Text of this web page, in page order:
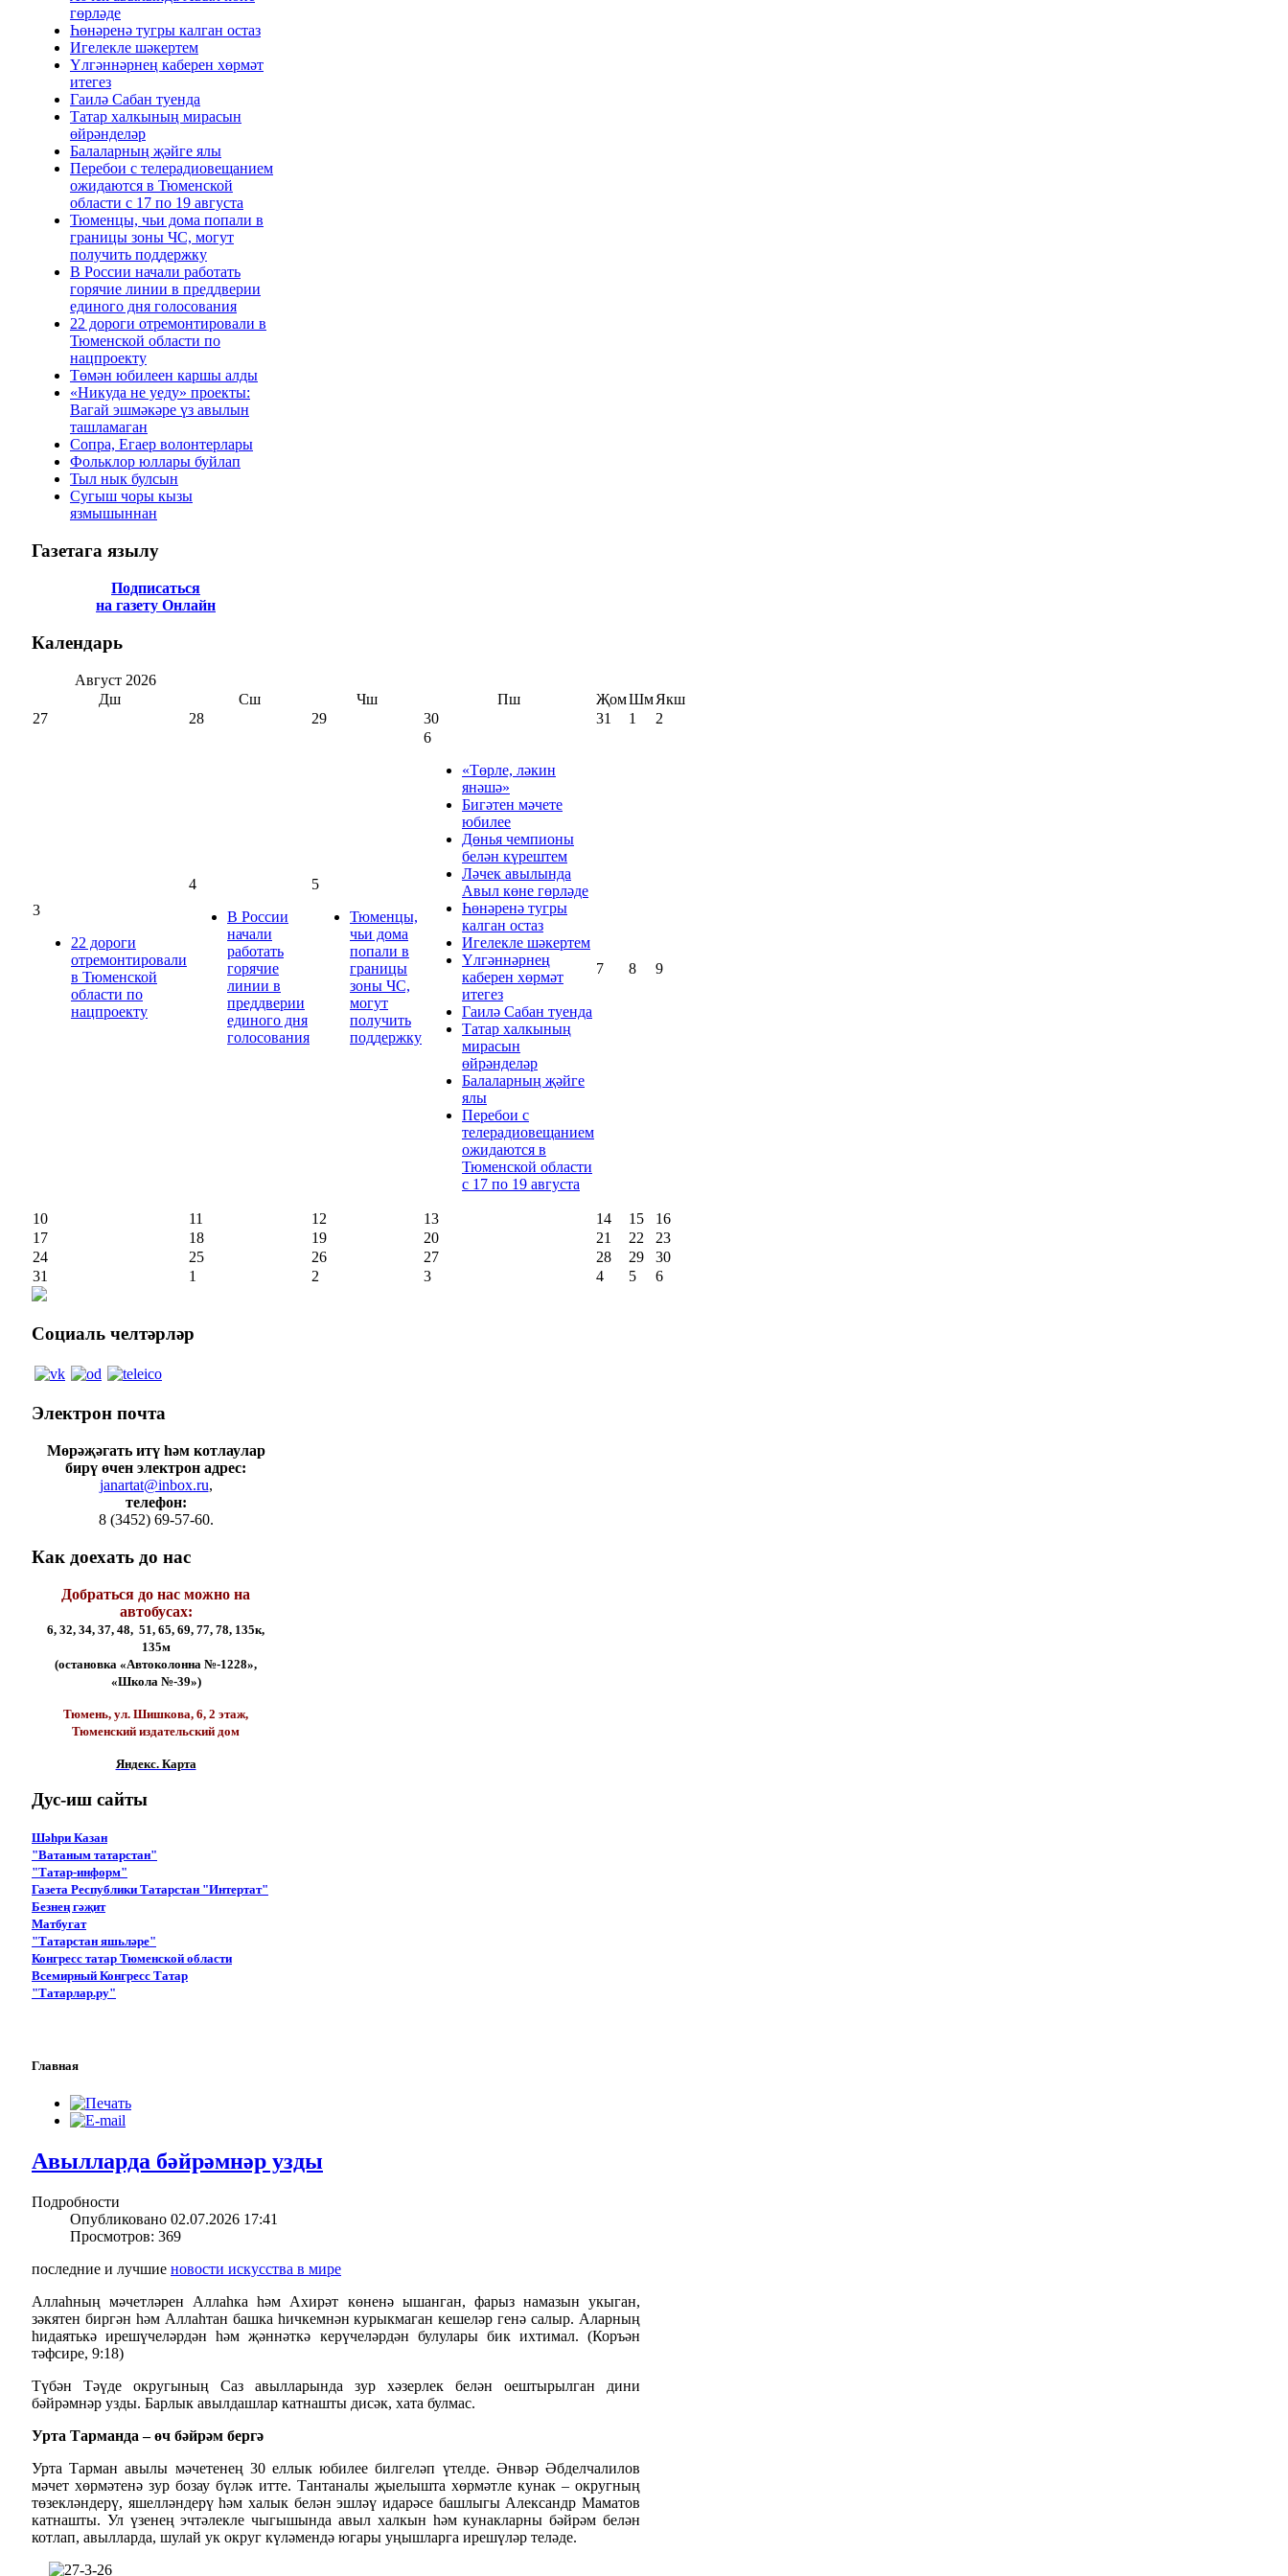
гөрләде
Һөнәренә тугры калган остаз
Игелекле шәкертем
Үлгәннәрнең каберен хөрмәт
итегез
Гаилә Сабан туенда
Татар халкының мирасын
өйрәнделәр
Балаларның җәйге ялы
Перебои с телерадиовещанием
ожидаются в Тюменской
области с 17 по 19 августа
Тюменцы, чьи дома попали в
границы зоны ЧС, могут
получить поддержку
В России начали работать
горячие линии в преддверии
единого дня голосования
22 дороги отремонтировали в
Тюменской области по
нацпроекту
Төмән юбилеен каршы алды
«Никуда не уеду» проекты:
Вагай эшмәкәре үз авылын
ташламаган
Сопра, Егаер волонтерлары
Фольклор юллары буйлап
Тыл нык булсын
Сугыш чоры кызы
язмышыннан
Газетага язылу
Подписаться
на газету Онлайн
Календарь
Август 2026
Дш
Сш Чш Пш ҖомШмЯкш
27
28 29 30 31 1 2
3
22 дороги
отремонтировали
в Тюменской
области по
нацпроекту
4
В России
начали
работать
горячие
линии в
преддверии
единого дня
голосования
5
Тюменцы,
чьи дома
попали в
границы
зоны ЧС,
могут
получить
поддержку
6
«Төрле, ләкин
янәшә»
Бигәтен мәчете
юбилее
Дөнья чемпионы
белән күрештем
Ләчек авылында
Авыл көне гөрләде
Һөнәренә тугры
калган остаз
Игелекле шәкертем
Үлгәннәрнең
каберен хөрмәт
итегез
Гаилә Сабан туенда
Татар халкының
мирасын
өйрәнделәр
Балаларның җәйге
ялы
Перебои с
телерадиовещанием
ожидаются в
Тюменской области
с 17 по 19 августа
7 8 9
10 11 12 13 14 15
16
17
18 19 20 21 22
23
24
25 26 27 28 29
30
31
1 2 3 4 5 6
Социаль челтәрләр
Электрон почта
Мөрәҗәгать итү һәм котлаулар
бирү өчен электрон адрес:
janartat@inbox.ru,
телефон:
8 (3452) 69-57-60.
Как доехать до нас
Добраться до нас можно на
автобусах:
6, 32, 34, 37, 48, 51, 65, 69, 77, 78, 135к,
135м
(остановка «Автоколонна №-1228»,
«Школа №-39»)
Тюмень, ул. Шишкова, 6, 2 этаж,
Тюменский издательский дом
Яндекс. Карта
Дус-иш сайты
Шәһри Казан
"Ватаным татарстан"
"Татар-информ"
Газета Республики Татарстан "Интертат"
Безнең гәҗит
Матбугат
"Татарстан яшьләре"
Конгресс татар Тюменской области
Всемирный Конгресс Татар
"Татарлар.ру"
Главная
Авылларда бәйрәмнәр узды
Подробности
Опубликовано 02.07.2026 17:41
Просмотров: 369
последние и лучшие новости искусства в мире
Аллаһның мәчетләрен Аллаһка һәм Ахирәт көненә ышанган, фарыз намазын укыган,
зәкятен биргән һәм Аллаһтан башка һичкемнән курыкмаган кешеләр генә салыр. Аларның
һидаятькә ирешүчеләрдән һәм җәннәткә керүчеләрдән булулары бик ихтимал. (Коръән
тәфсире, 9:18)
Түбән Тәүде округының Саз авылларында зур хәзерлек белән оештырылган дини
бәйрәмнәр узды. Барлык авылдашлар катнашты дисәк, хата булмас.
Урта Тарманда – өч бәйрәм бергә
Урта Тарман авылы мәчетенең 30 еллык юбилее билгеләп үтелде. Әнвәр Әбделчалилов
мәчет хөрмәтенә зур бозау бүләк итте. Тантаналы җыелышта хөрмәтле кунак – округның
төзекләндерү, яшелләндерү һәм халык белән эшләү идарәсе башлыгы Александр Маматов
катнашты. Ул үзенең эчтәлекле чыгышында авыл халкын һәм кунакларны бәйрәм белән
котлап, авылларда, шулай ук округ күләмендә югары уңышларга ирешүләр теләде.